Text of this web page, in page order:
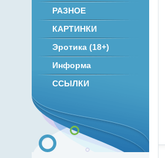
РАЗНОЕ
КАРТИНКИ
Эротика (18+)
Информа
ССЫЛКИ